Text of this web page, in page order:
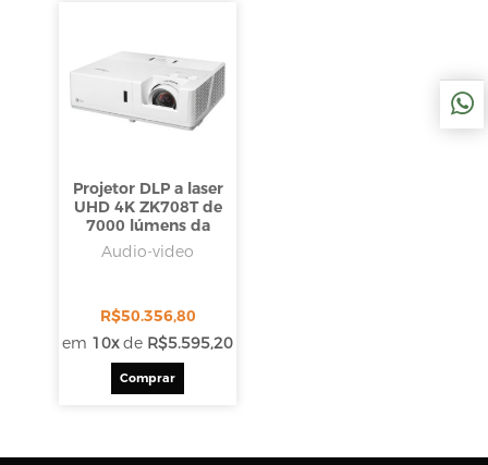
Projetor DLP a laser
UHD 4K ZK708T de
7000 lúmens da
Optoma Technology
Audio-video
R$50.356,80
em 10xde R$5.595,20
Comprar